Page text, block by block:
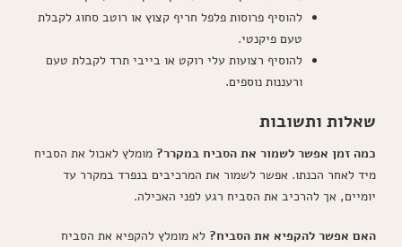
להוסיף פרוסות פלפל חריף קצוץ או רוטב סחוג לקבלת
טעם פיקנטי.
להוסיף רצועות עלי רוקט או בייבי תרד לקבלת טעם
ורעננות נוספים.
שאלות ותשובות
כמה זמן אפשר לשמור את הסביח במקרר? מומלץ לאכול את הסביח
מיד לאחר הכנתו. אפשר לשמור את המרכיבים בנפרד במקרר עד
יומיים, אך להרכיב את הסביח רגע לפני האכילה.
האם אפשר להקפיא את הסביח? לא מומלץ להקפיא את הסביח